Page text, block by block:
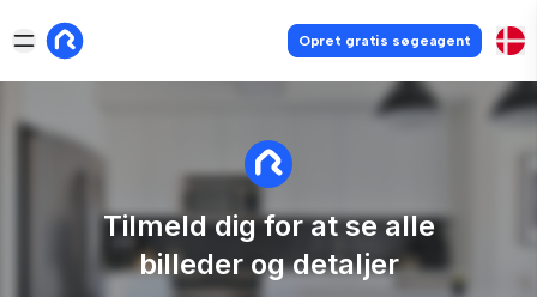
Opret gratis søgeagent
Tilmeld dig for at se alle
billeder og detaljer